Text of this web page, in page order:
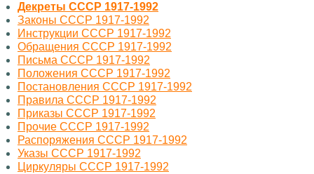
Декреты СССР 1917-1992
Законы СССР 1917-1992
Инструкции СССР 1917-1992
Обращения СССР 1917-1992
Письма СССР 1917-1992
Положения СССР 1917-1992
Постановления СССР 1917-1992
Правила СССР 1917-1992
Приказы СССР 1917-1992
Прочие СССР 1917-1992
Распоряжения СССР 1917-1992
Указы СССР 1917-1992
Циркуляры СССР 1917-1992